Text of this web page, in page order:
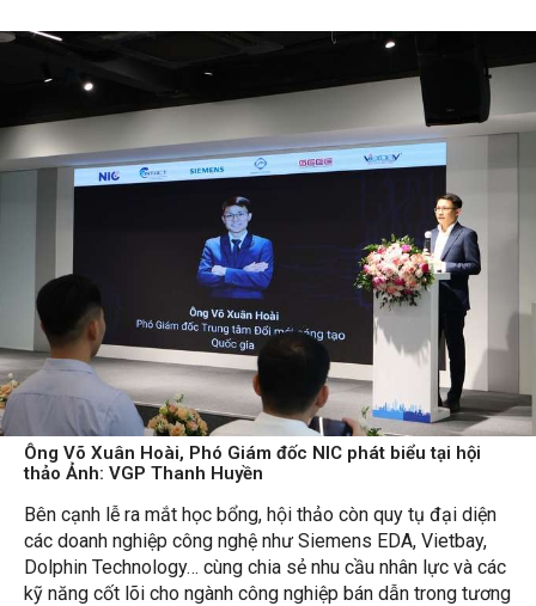
Ông Võ Xuân Hoài, Phó Giám đốc NIC phát biểu tại hội
thảo Ảnh: VGP Thanh Huyền
Bên cạnh lễ ra mắt học bổng, hội thảo còn quy tụ đại diện
các doanh nghiệp công nghệ như Siemens EDA, Vietbay,
Dolphin Technology… cùng chia sẻ nhu cầu nhân lực và các
kỹ năng cốt lõi cho ngành công nghiệp bán dẫn trong tương